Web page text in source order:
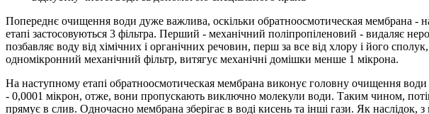
Попереднє очищення води дуже важлива, оскільки обратноосмотическая мембрана -
етапі застосовуються 3 фільтра. Перший - механічний поліпропіленовий - видаляє
позбавляє воду від хімічних і органічних речовин, перш за все від хлору і його
одномікронний механічний фільтр, витягує механічні домішки менше 1 мікрона.
На наступному етапі обратноосмотическая мембрана виконує головну очищення води
- 0,0001 мікрон, отже, вони пропускають виключно молекули води. Таким чином,
прямує в слив. Одночасно мембрана зберігає в воді кисень та інші гази. Як наслідок,